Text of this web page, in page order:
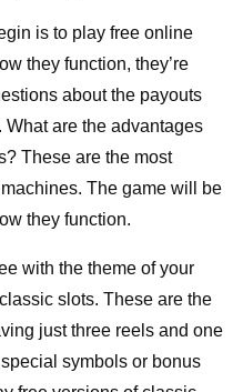
is to play free online
they function, they’re
about the payouts
What are the advantages
These are the most
The game will be
they function.
with the theme of your
slots. These are the
just three reels and one
symbols or bonus